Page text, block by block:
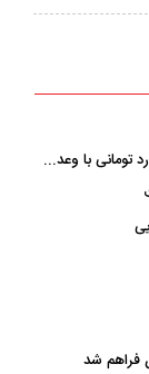
دستگیری ۲ زن در لاهیجان به اتهام کلاهبرداری ۶ میلیارد تومانی با وعده وام